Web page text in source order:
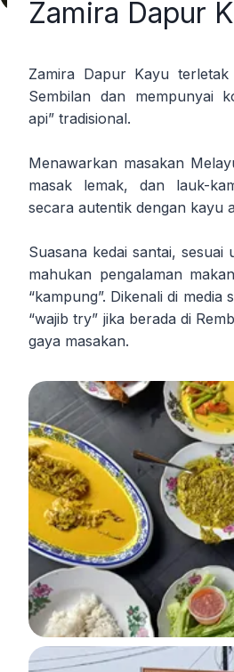
Zamira Dapur
Zamira Dapur Kayu
Sembilan dan mempunyai
api” tradisional.
Menawarkan masakan
masak lemak, dan lauk-
secara autentik dengan kayu
Suasana kedai santai, sesuai
mahukan pengalaman
“kampung”. Dikenali di media
“wajib try” jika berada di
gaya masakan.